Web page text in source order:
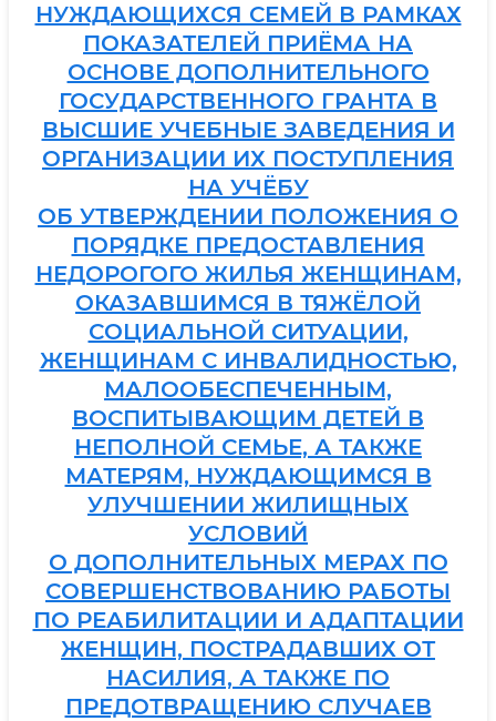
НУЖДАЮЩИХСЯ СЕМЕЙ В РАМКАХ
ПОКАЗАТЕЛЕЙ ПРИЁМА НА
ОСНОВЕ ДОПОЛНИТЕЛЬНОГО
ГОСУДАРСТВЕННОГО ГРАНТА В
ВЫСШИЕ УЧЕБНЫЕ ЗАВЕДЕНИЯ И
ОРГАНИЗАЦИИ ИХ ПОСТУПЛЕНИЯ
НА УЧЁБУ
ОБ УТВЕРЖДЕНИИ ПОЛОЖЕНИЯ О
ПОРЯДКЕ ПРЕДОСТАВЛЕНИЯ
НЕДОРОГОГО ЖИЛЬЯ ЖЕНЩИНАМ,
ОКАЗАВШИМСЯ В ТЯЖЁЛОЙ
СОЦИАЛЬНОЙ СИТУАЦИИ,
ЖЕНЩИНАМ С ИНВАЛИДНОСТЬЮ,
МАЛООБЕСПЕЧЕННЫМ,
ВОСПИТЫВАЮЩИМ ДЕТЕЙ В
НЕПОЛНОЙ СЕМЬЕ, А ТАКЖЕ
МАТЕРЯМ, НУЖДАЮЩИМСЯ В
УЛУЧШЕНИИ ЖИЛИЩНЫХ
УСЛОВИЙ
О ДОПОЛНИТЕЛЬНЫХ МЕРАХ ПО
СОВЕРШЕНСТВОВАНИЮ РАБОТЫ
ПО РЕАБИЛИТАЦИИ И АДАПТАЦИИ
ЖЕНЩИН, ПОСТРАДАВШИХ ОТ
НАСИЛИЯ, А ТАКЖЕ ПО
ПРЕДОТВРАЩЕНИЮ СЛУЧАЕВ